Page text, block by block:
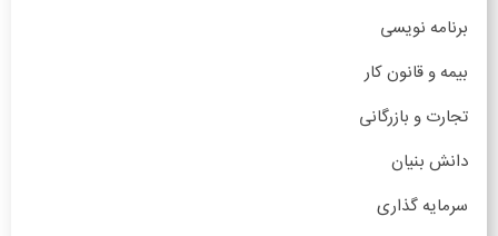
برنامه نویسی
بیمه و قانون کار
تجارت و بازرگانی
دانش بنیان
سرمایه گذاری